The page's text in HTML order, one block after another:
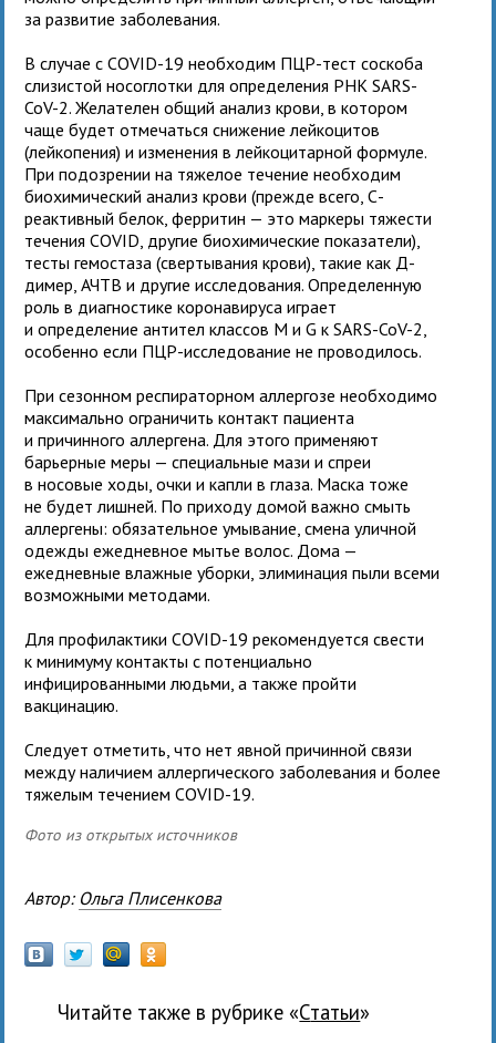
за развитие заболевания.
В случае с COVID-19 необходим ПЦР-тест соскоба
слизистой носоглотки для определения РНК SARS-
CoV-2. Желателен общий анализ крови, в котором
чаще будет отмечаться снижение лейкоцитов
(лейкопения) и изменения в лейкоцитарной формуле.
При подозрении на тяжелое течение необходим
биохимический анализ крови (прежде всего, С-
реактивный белок, ферритин — это маркеры тяжести
течения COVID, другие биохимические показатели),
тесты гемостаза (свертывания крови), такие как Д-
димер, АЧТВ и другие исследования. Определенную
роль в диагностике коронавируса играет
и определение антител классов М и G к SARS-CoV-2,
особенно если ПЦР-исследование не проводилось.
При сезонном респираторном аллергозе необходимо
максимально ограничить контакт пациента
и причинного аллергена. Для этого применяют
барьерные меры — специальные мази и спреи
в носовые ходы, очки и капли в глаза. Маска тоже
не будет лишней. По приходу домой важно смыть
аллергены: обязательное умывание, смена уличной
одежды ежедневное мытье волос. Дома —
ежедневные влажные уборки, элиминация пыли всеми
возможными методами.
Для профилактики COVID-19 рекомендуется свести
к минимуму контакты с потенциально
инфицированными людьми, а также пройти
вакцинацию.
Следует отметить, что нет явной причинной связи
между наличием аллергического заболевания и более
тяжелым течением COVID-19.
Фото из открытых источников
Автор: Ольга Плисенкова
Читайте также в рубрике « Статьи»